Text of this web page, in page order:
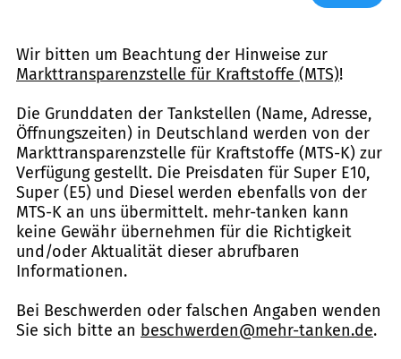
Wir bitten um Beachtung der Hinweise zur
Markttransparenzstelle für Kraftstoffe (MTS)!
Die Grunddaten der Tankstellen (Name, Adresse,
Öffnungszeiten) in Deutschland werden von der
Markttransparenzstelle für Kraftstoffe (MTS-K) zur
Verfügung gestellt. Die Preisdaten für Super E10,
Super (E5) und Diesel werden ebenfalls von der
MTS-K an uns übermittelt. mehr-tanken kann
keine Gewähr übernehmen für die Richtigkeit
und/oder Aktualität dieser abrufbaren
Informationen.
Bei Beschwerden oder falschen Angaben wenden
Sie sich bitte an beschwerden@mehr-tanken.de.